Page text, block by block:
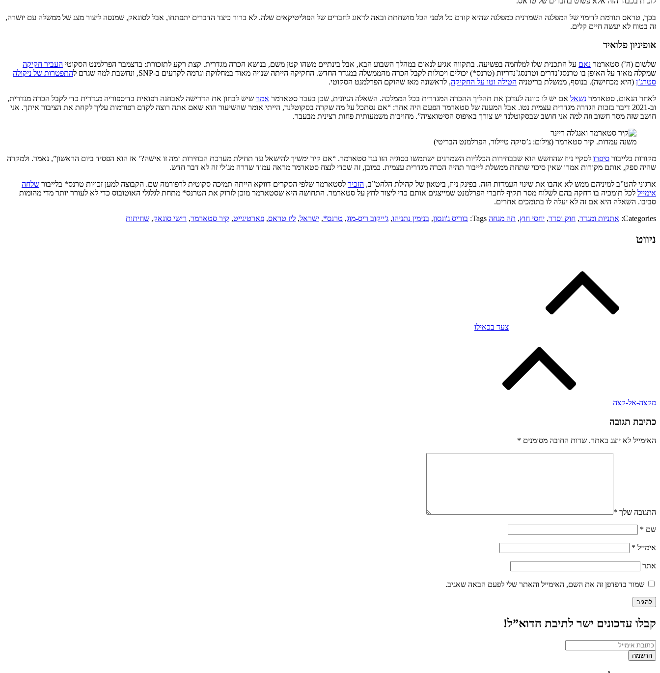
בכך, טראס תורמת לדימוי של המפלגה השמרנית כמפלגה שהיא קודם כל ולפני הכל מושחתת ובאה לדאוג לחברים של הפוליטיקאים שלה. לא ברור כיצד הדברים יתפתחו, אבל לסונאק, שמנסה ליצור מצג של ממשלה עם יושרה,
זה בטוח לא יעשה חיים קלים.
אופיניון פלואיד
שלשום (ה’) סטארמר נאם על התכנית שלו למלחמה בפשיעה. בתקווה אגיע לנאום במהלך השבוע הבא, אבל בינתיים משהו קטן משם, בנושא הכרה מגדרית. קצת רקע לתזכורת: בדצמבר הפרלמנט הסקוטי העביר חקיקה
שמקלה מאוד על האופן בו טרנסג’נדרים וטרנסג’נדריות (טרנס*) יכולים ויכולות לקבל הכרה מהממשלה במגדר החדש. החקיקה הייתה שנויה מאוד במחלוקת וגרמה לקרעים ב-SNP, ונחשבת למה שגרם ל
התפטרות של ניקולה
סטרג’ן (היא מכחישה). בנוסף, ממשלת בריטניה הטילה וטו על החקיקה, לראשונה מאז שהוקם הפרלמנט הסקוטי.
לאחר הנאום, סטארמר נשאל אם יש לו כוונה לעדכן את תהליך ההכרה המגדרית בכל הממלכה. השאלה הגיונית, שכן בעבר סטארמר אמר שיש לבחון את הדרישה לאבחנה רפואית בדיספוריה מגדרית כדי לקבל הכרה מגדרית,
וב-2021 דיבר בזכות הגדרה מגדרית עצמית נטו. אבל המענה של סטארמר הפעם היה אחר: “אם נסתכל על מה שקרה בסקוטלנד, הייתי אומר שהשיעור הוא שאם אתה רוצה לקדם רפורמות עליך לקחת את הציבור איתך. אני
חושב שזה מסר חשוב וזה למה אני חושב שבסקוטלנד יש צורך באיפוס הסיטואציה”. מחויבות משמעותית פחות רצינית מבעבר.
משנה עמדות. קיר סטארמר (צילום: ג’סיקה טיילור, הפרלמנט הבריטי)
מקורות בלייבור סיפרו לסקיי ניוז שהחשש הוא שבבחירות הכלליות השמרנים ישתמשו בסוגיה הזו נגד סטארמר. “אם קיר ימשיך להישאל עד תחילת מערכת הבחירות ‘מה זו אישה?’ אז הוא הפסיד ביום הראשון”, נאמר. ולמקרה
שהיה ספק, אותם מקורות אמרו שאין סיכוי שתחת ממשלת לייבור תהיה הכרה מגדרית עצמית. כמובן, זה שכדי לנצח סטארמר מראה עמוד שדרה מג’לי זה לא דבר חדש.
ארגוני להט”ב למיניהם ממש לא אהבו את שינוי העמדות הזה. בפינק ניוז, ביטאון של קהילת הלהט”ב, הזכיר לסטארמר שלפי הסקרים דווקא הייתה תמיכה סקוטית לרפורמה שם. הקבוצה למען זכויות טרנס* בלייבור שלחה
אימייל לכל תומכיה בו דחקה בהם לשלוח מסר תקיף לחברי הפרלמנט שמייצגים אותם כדי ליצור לחץ על סטארמר. התחושה היא שסטארמר מוכן לזרוק את הטרנס* מתחת לגלגלי האוטובוס כדי לא לעורר יותר מדי מהומות
סביבו. השאלה היא אם זה לא יעלה לו בתומכים אחרים.
Categories: אתניות ומגדר, חוק וסדר, יחסי חוץ, תה מנחה Tags: בוריס ג'ונסון, בנימין נתניהו, ג'ייקוב ריס-מוג, טרנס*, ישראל, ליז טראס, פארטיגייט, קיר סטארמר, רישי סונאק, שחיתות
ניווט
צעד בכאילו
מקצה-אל-קצה
כתיבת תגובה
האימייל לא יוצג באתר. שדות החובה מסומנים *
התגובה שלך *
שם *
אימייל *
אתר
שמור בדפדפן זה את השם, האימייל והאתר שלי לפעם הבאה שאגיב.
קבלו עדכונים ישר לתיבת הדוא”ל!